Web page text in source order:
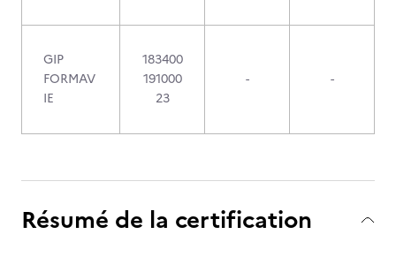
GIP
FORMAV
IE
183400
191000
23
- -
Résumé de la certification